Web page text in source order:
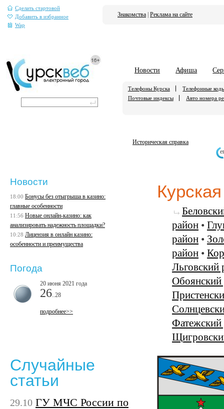
Сделать стартовой
Добавить в избранное
Wap
Знакомства Реклама на сайте
Новости Афиша
Телефоны Курска
Телефонные
Почтовые индексы
Авто номера
Историческая справка
район •
район •
район •
Льговский
Обоянский
Фатежский
Новости
18:00 Бонусы без отыгрыша в казино:
главные особенности
11:56 Новые онлайн-казино: как
анализировать надежность площадки?
10:28 Лицензия в онлайн казино:
особенности и преимущества
Погода
20 июня 2021 года
26 ..28
подробнее>>
Случайные
статьи
29.10 ГУ МЧС России по